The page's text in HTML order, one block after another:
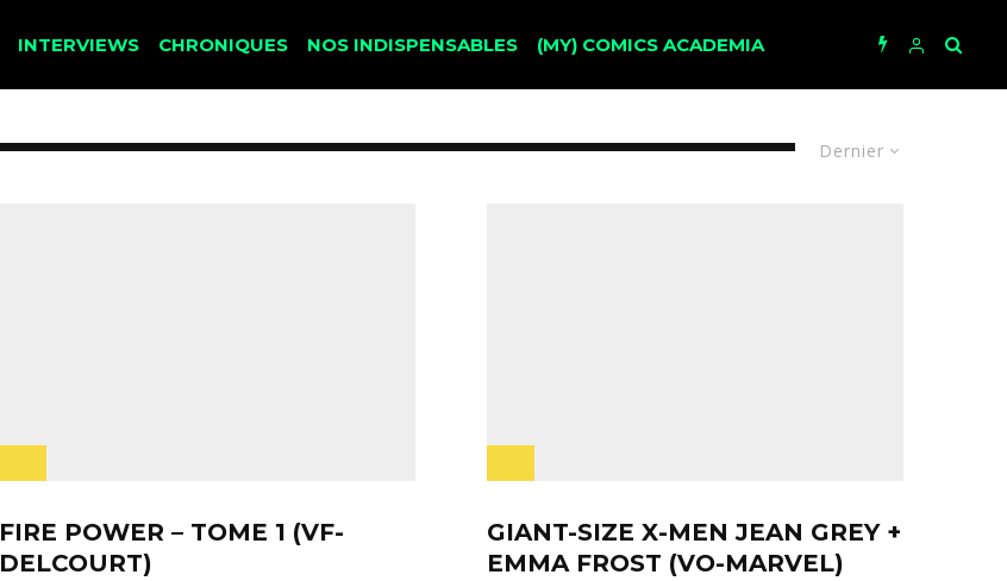
INTERVIEWS CHRONIQUES NOS INDISPENSABLES (MY) COMICS ACADEMIA
Dernier
FIRE POWER – TOME 1 (VF-
DELCOURT)
GIANT-SIZE X-MEN JEAN GREY +
EMMA FROST (VO-MARVEL)